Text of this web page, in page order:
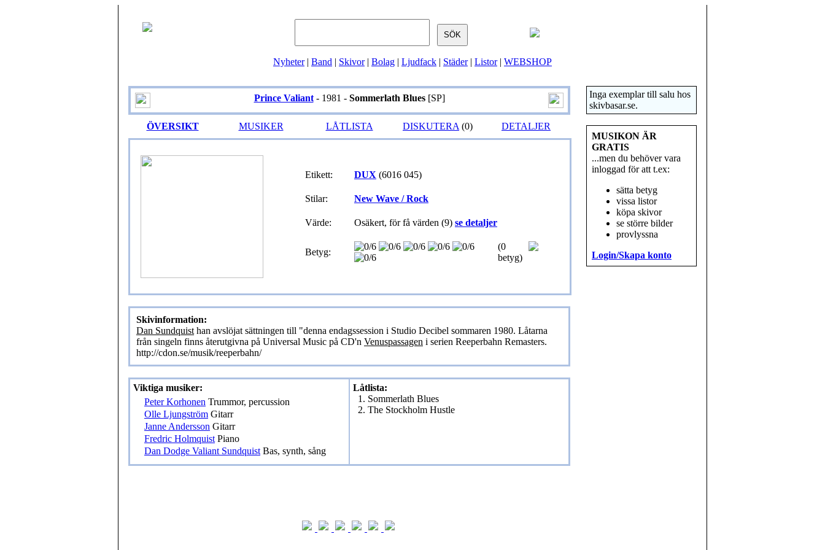
Nyheter| Band | Skivor| Bolag | Ljudfack | Städer| Listor| WEBSHOP
Prince Valiant- 1981 - Sommerlath Blues[SP]
ÖVERSIKT MUSIKER LÅTLISTA DISKUTERA (0) DETALJER
Etikett: DUX (6016 045)
Stilar: New Wave / Rock
Värde: Osäkert, för få värden (9) se detaljer
Betyg:
(0
betyg)
Skivinformation:
Dan Sundquist han avslöjat sättningen till "denna endagssession i Studio Decibel sommaren 1980. Låtarna
från singeln finns återutgivna på Universal Music på CD'n Venuspassagen i serien Reeperbahn Remasters.
http://cdon.se/musik/reeperbahn/
Viktiga musiker:
Peter Korhonen Trummor, percussion
Olle Ljungström Gitarr
Janne Andersson Gitarr
Fredric Holmquist Piano
Dan Dodge Valiant Sundquist Bas, synth, sång
Låtlista:
1. Sommerlath Blues
2. The Stockholm Hustle
Inga exemplar till salu hos
skivbasar.se.
MUSIKON ÄR
GRATIS
...men du behöver vara
inloggad för att t.ex:
sätta betyg
vissa listor
köpa skivor
se större bilder
provlyssna
Login/Skapa konto